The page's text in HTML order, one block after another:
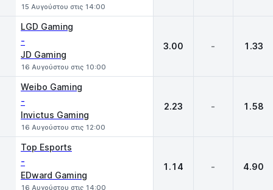
15 Αυγούστου στις 14:00
LGD Gaming
-
JD Gaming
16 Αυγούστου στις 10:00
3.00 - 1.33
Weibo Gaming
-
Invictus Gaming
16 Αυγούστου στις 12:00
2.23 - 1.58
Top Esports
-
EDward Gaming
16 Αυγούστου στις 14:00
1.14 - 4.90